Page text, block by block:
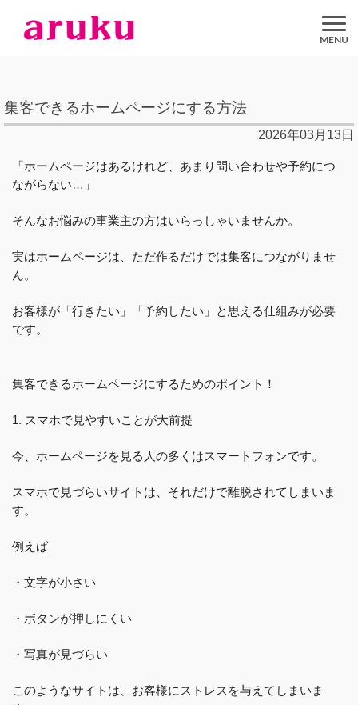
集客できるホームページにする方法
2026年03月13日
「ホームページはあるけれど、あまり問い合わせや予約につ
ながらない…」
そんなお悩みの事業主の方はいらっしゃいませんか。
実はホームページは、ただ作るだけでは集客につながりませ
ん。
お客様が「行きたい」「予約したい」と思える仕組みが必要
です。
集客できるホームページにするためのポイント！
1. スマホで見やすいことが大前提
今、ホームページを見る人の多くはスマートフォンです。
スマホで見づらいサイトは、それだけで離脱されてしまいま
す。
例えば
・文字が小さい
・ボタンが押しにくい
・写真が見づらい
このようなサイトは、お客様にストレスを与えてしまいま